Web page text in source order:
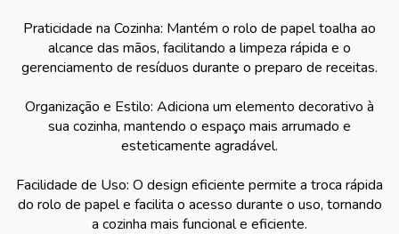
Praticidade na Cozinha: Mantém o rolo de papel toalha ao
alcance das mãos, facilitando a limpeza rápida e o
gerenciamento de resíduos durante o preparo de receitas.
Organização e Estilo: Adiciona um elemento decorativo à
sua cozinha, mantendo o espaço mais arrumado e
esteticamente agradável.
Facilidade de Uso: O design eficiente permite a troca rápida
do rolo de papel e facilita o acesso durante o uso, tornando
a cozinha mais funcional e eficiente.